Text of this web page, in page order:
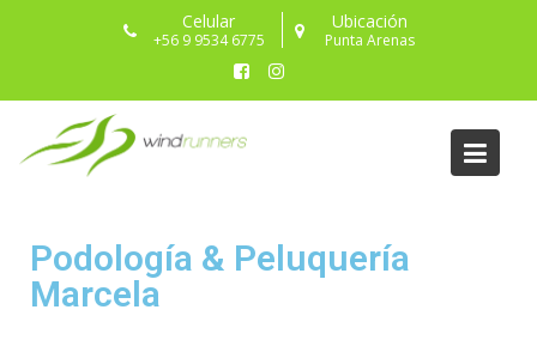
Celular
+56 9 9534 6775
Ubicación
Punta Arenas
Podología & Peluquería
Marcela